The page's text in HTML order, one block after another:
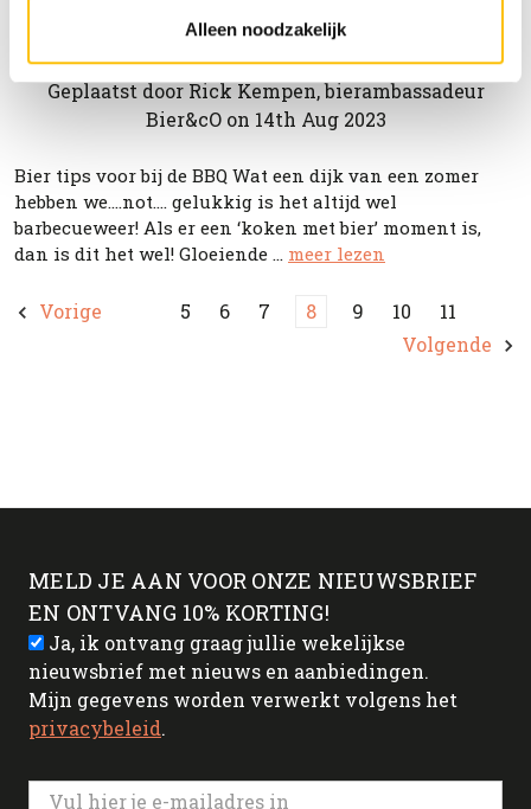
Alleen noodzakelijk
Geplaatst door Rick Kempen, bierambassadeur
Bier&cO on 14th Aug 2023
Bier tips voor bij de BBQ Wat een dijk van een zomer
hebben we….not.... gelukkig is het altijd wel
barbecueweer! Als er een ‘koken met bier’ moment is,
dan is dit het wel! Gloeiende … meer lezen
Vorige 5 6 7 8 9 10
11
Volgende
MELD JE AAN VOOR ONZE NIEUWSBRIEF
EN ONTVANG 10% KORTING!
Ja, ik ontvang graag jullie wekelijkse
nieuwsbrief met nieuws en aanbiedingen.
Mijn gegevens worden verwerkt volgens het
privacybeleid.